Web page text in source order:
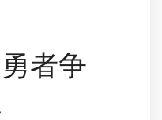
者争